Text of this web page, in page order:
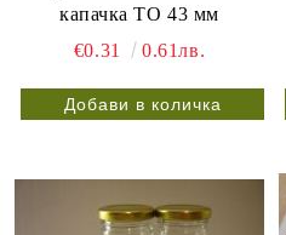
капачка ТО 43 мм
€0.31
0.61лв.